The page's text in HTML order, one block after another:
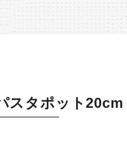
スタポット20cm